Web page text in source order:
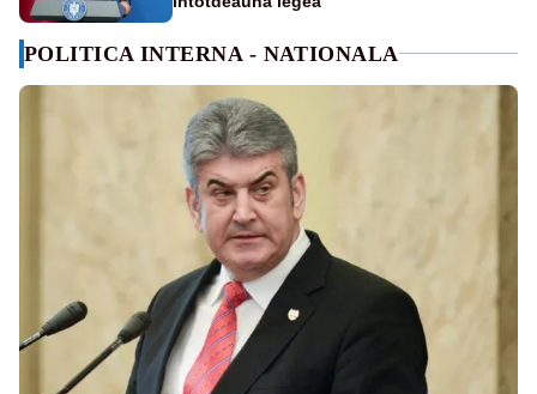
POLITICA INTERNA - NATIONALA